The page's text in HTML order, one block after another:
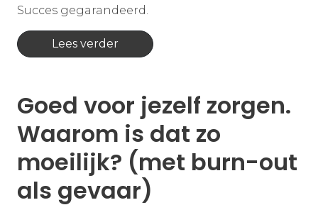
Succes gegarandeerd.
Lees verder
Goed voor jezelf zorgen.
Waarom is dat zo
moeilijk? (met burn-out
als gevaar)